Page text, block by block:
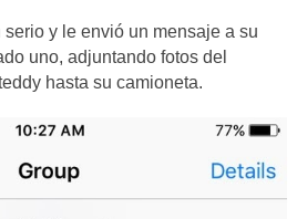
y le envió un mensaje a su
uno, adjuntando fotos del
hasta su camioneta.